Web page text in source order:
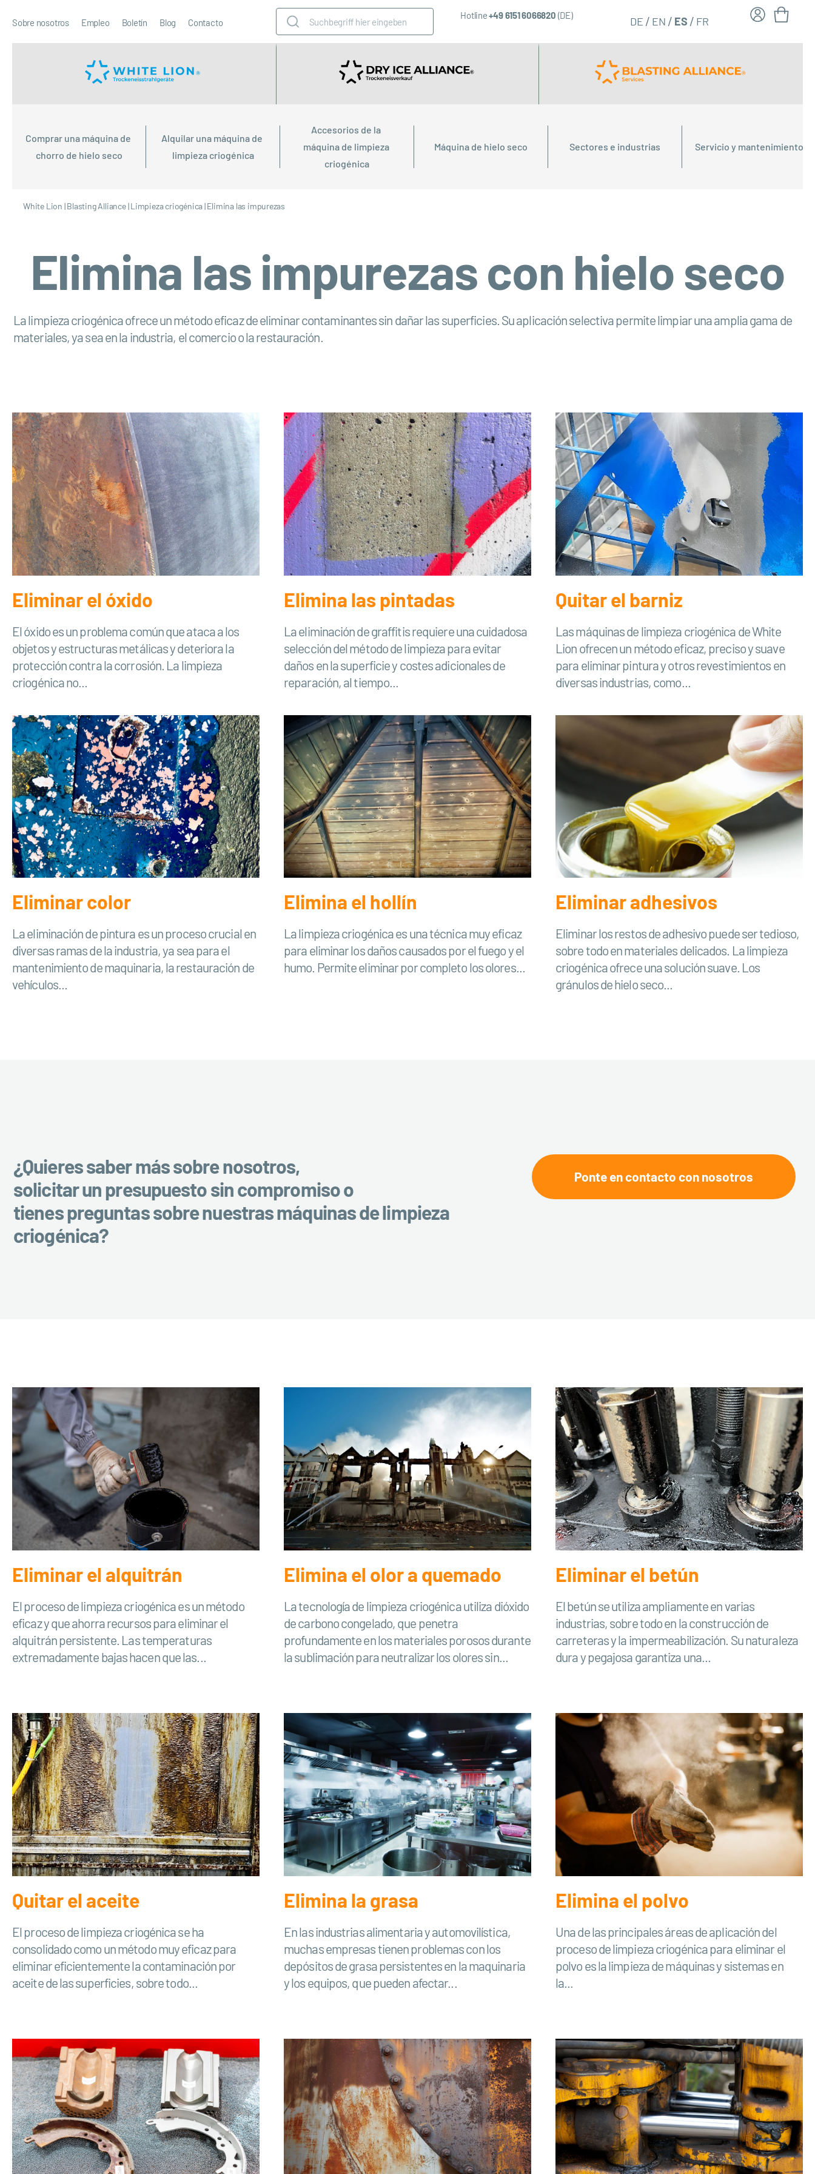
Sobre nosotros Empleo Boletín Blog Contacto
Hotline+49 6151 6066820 (DE) DE EN ES FR
Comprar una máquina de
chorro de hielo seco
Alquilar una máquina de
limpieza criogénica
Accesorios de la
máquina de limpieza
criogénica
Máquina de hielo seco Sectores e industrias Servicio y mantenimiento
White Lion |Blasting Alliance|Limpieza criogénica|Elimina las impurezas
Elimina las impurezas con hielo seco
La limpieza criogénica ofrece un método eficaz de eliminar contaminantes sin dañar las superficies. Su aplicación selectiva permite limpiar una amplia gama de
materiales, ya sea en la industria, el comercio o la restauración.
Eliminar el óxido
El óxido es un problema común que ataca a los
objetos y estructuras metálicas y deteriora la
protección contra la corrosión. La limpieza
criogénica no...
Elimina las pintadas
La eliminación de graffitis requiere una cuidadosa
selección del método de limpieza para evitar
daños en la superficie y costes adicionales de
reparación, al tiempo...
Quitar el barniz
Las máquinas de limpieza criogénica de White
Lion ofrecen un método eficaz, preciso y suave
para eliminar pintura y otros revestimientos en
diversas industrias, como...
Eliminar color
La eliminación de pintura es un proceso crucial en
diversas ramas de la industria, ya sea para el
mantenimiento de maquinaria, la restauración de
vehículos...
Elimina el hollín
La limpieza criogénica es una técnica muy eficaz
para eliminar los daños causados por el fuego y el
humo. Permite eliminar por completo los olores...
Eliminar adhesivos
Eliminar los restos de adhesivo puede ser tedioso,
sobre todo en materiales delicados. La limpieza
criogénica ofrece una solución suave. Los
gránulos de hielo seco...
¿Quieres saber más sobre nosotros,
solicitar un presupuesto sin compromiso o
tienes preguntas sobre nuestras máquinas de limpieza
criogénica?
Ponte en contacto con nosotros
Eliminar el alquitrán
El proceso de limpieza criogénica es un método
eficaz y que ahorra recursos para eliminar el
alquitrán persistente. Las temperaturas
extremadamente bajas hacen que las...
Elimina el olor a quemado
La tecnología de limpieza criogénica utiliza dióxido
de carbono congelado, que penetra
profundamente en los materiales porosos durante
la sublimación para neutralizar los olores sin...
Eliminar el betún
El betún se utiliza ampliamente en varias
industrias, sobre todo en la construcción de
carreteras y la impermeabilización. Su naturaleza
dura y pegajosa garantiza una...
Quitar el aceite
El proceso de limpieza criogénica se ha
consolidado como un método muy eficaz para
eliminar eficientemente la contaminación por
aceite de las superficies, sobre todo...
Elimina la grasa
En las industrias alimentaria y automovilística,
muchas empresas tienen problemas con los
depósitos de grasa persistentes en la maquinaria
y los equipos, que pueden afectar...
Elimina el polvo
Una de las principales áreas de aplicación del
proceso de limpieza criogénica para eliminar el
polvo es la limpieza de máquinas y sistemas en
la...